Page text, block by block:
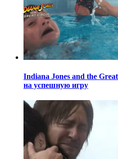
Indiana Jones and the
на успешную игру